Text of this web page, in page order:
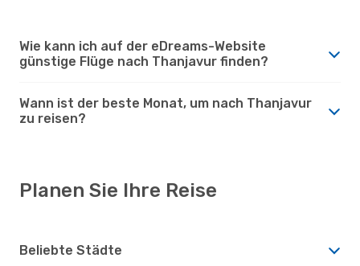
Wie kann ich auf der eDreams-Website
günstige Flüge nach Thanjavur finden?
Wann ist der beste Monat, um nach Thanjavur
zu reisen?
Planen Sie Ihre Reise
Beliebte Städte